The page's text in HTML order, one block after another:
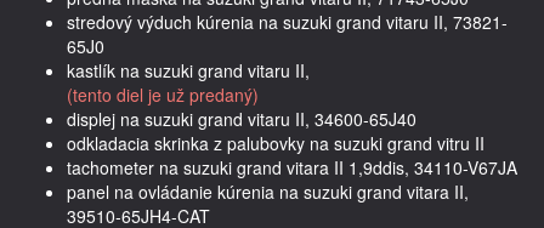
stredový výduch kúrenia na suzuki grand vitaru II, 73821-
65J0
kastlík na suzuki grand vitaru II,
(tento diel je už predaný)
displej na suzuki grand vitaru II, 34600-65J40
odkladacia skrinka z palubovky na suzuki grand vitru II
tachometer na suzuki grand vitara II 1,9ddis, 34110-V67JA
panel na ovládanie kúrenia na suzuki grand vitara II,
39510-65JH4-CAT